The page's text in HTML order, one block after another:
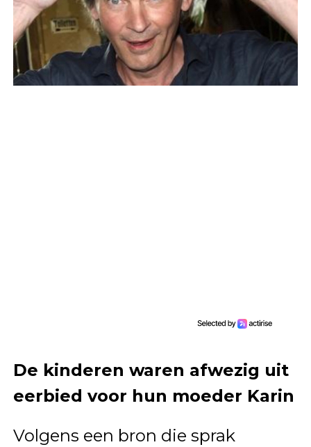
De kinderen waren afwezig uit
eerbied voor hun moeder Karin
Volgens een bron die sprak